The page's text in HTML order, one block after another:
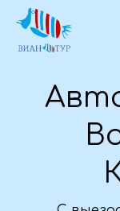
С выездом из
Краснодона и
Основная